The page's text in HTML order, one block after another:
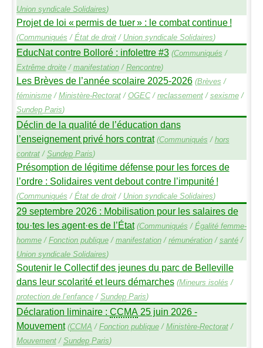
Union syndicale Solidaires)
Projet de loi « permis de tuer» : le combat continue !
(Communiqués / État de droit/ Union syndicale Solidaires)
EducNat contre Bolloré : infolettre #3 (Communiqués /
Extrême droite/ manifestation/ Rencontre)
Les Brèves de l’année scolaire 2025-2026 (Brèves /
féminisme/ Ministère-Rectorat/ OGEC/ reclassement/ sexisme/
SundepParis)
Déclin de la qualité de l’éducation dans
l’enseignement privé hors contrat (Communiqués / hors
contrat/ SundepParis)
Présomption de légitime défense pour les forces de
l’ordre : Solidaires vent debout contre l’impunité !
(Communiqués / État de droit/ Union syndicale Solidaires)
29 septembre 2026 : Mobilisation pour les salaires de
tou·tes les agent·es de l’État (Communiqués / Égalité femme-
homme/ Fonction publique/ manifestation/ rémunération/ santé/
Union syndicale Solidaires)
Soutenir le Collectif des jeunes du parc de Belleville
dans leur scolarité et leurs démarches (Mineurs isolés /
protection de l’enfance/ SundepParis)
Déclaration liminaire : CCMA 25 juin 2026 -
Mouvement (CCMA / Fonction publique/ Ministère-Rectorat/
Mouvement/ SundepParis)